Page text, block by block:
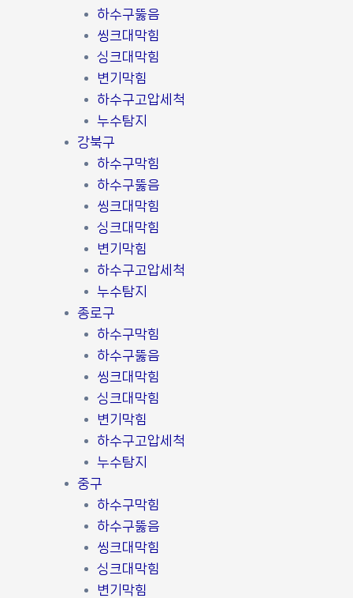
하수구뚫음
씽크대막힘
싱크대막힘
변기막힘
하수구고압세척
누수탐지
강북구
하수구막힘
하수구뚫음
씽크대막힘
싱크대막힘
변기막힘
하수구고압세척
누수탐지
종로구
하수구막힘
하수구뚫음
씽크대막힘
싱크대막힘
변기막힘
하수구고압세척
누수탐지
중구
하수구막힘
하수구뚫음
씽크대막힘
싱크대막힘
변기막힘